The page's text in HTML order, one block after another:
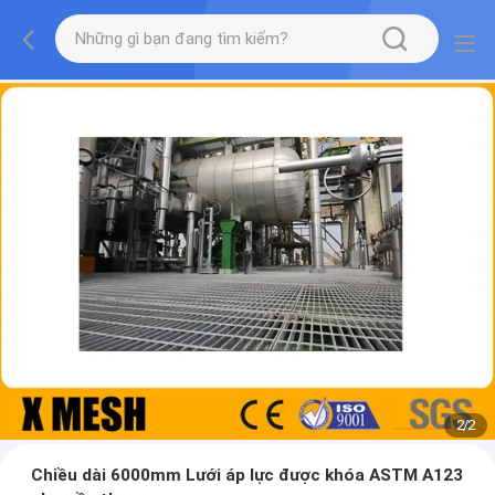
2/2
Chiều dài 6000mm Lưới áp lực được khóa ASTM A123